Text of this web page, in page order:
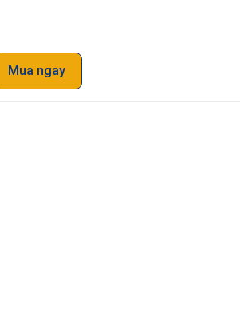
Mua ngay